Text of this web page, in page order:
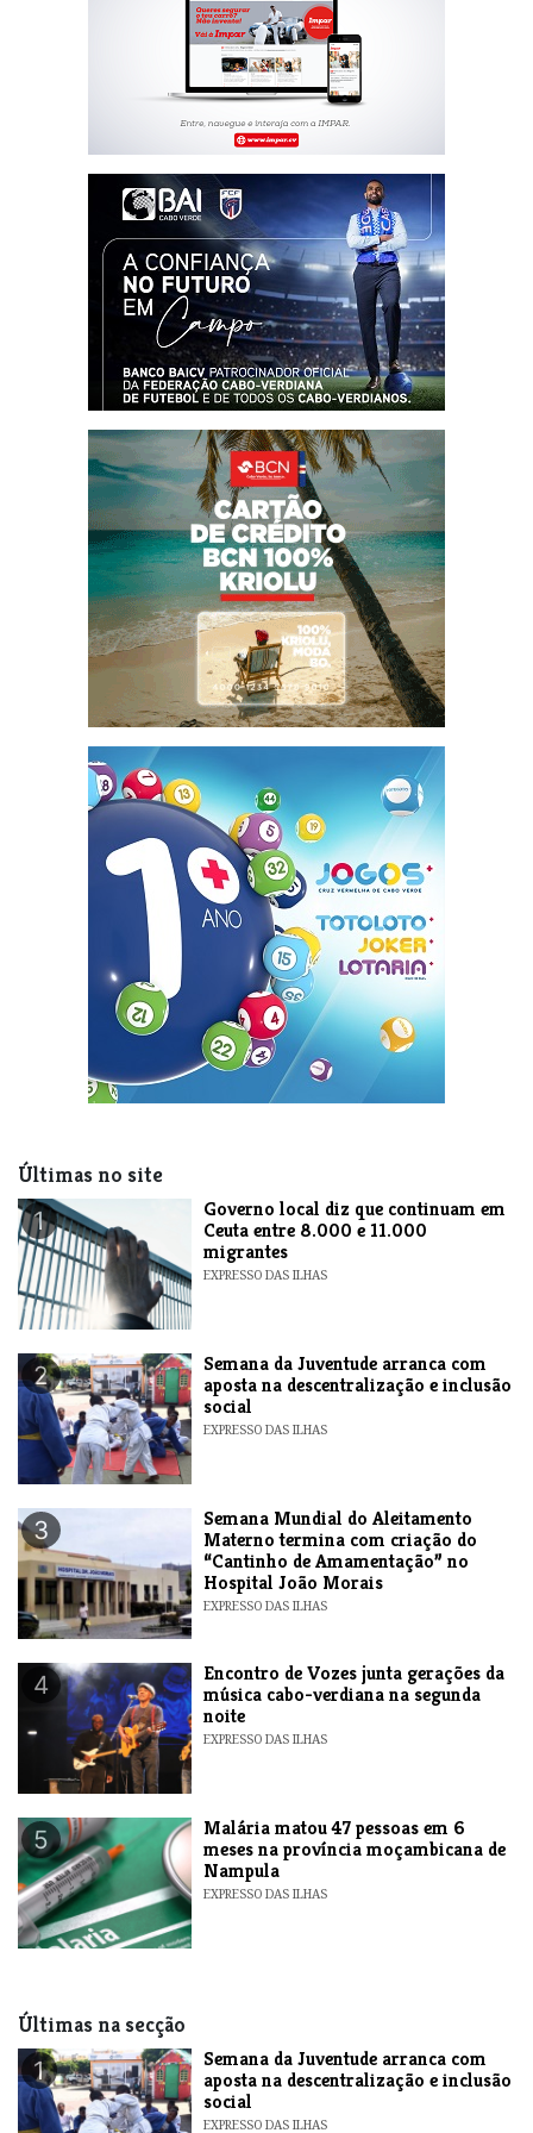
Últimas no site
1
​Governo local diz que continuam em
Ceuta entre 8.000 e 11.000
migrantes
EXPRESSO DAS ILHAS
2
Semana da Juventude arranca com
aposta na descentralização e inclusão
social
EXPRESSO DAS ILHAS
3
Semana Mundial do Aleitamento
Materno termina com criação do
“Cantinho de Amamentação” no
Hospital João Morais
EXPRESSO DAS ILHAS
4
Encontro de Vozes junta gerações da
música cabo-verdiana na segunda
noite
EXPRESSO DAS ILHAS
5
​Malária matou 47 pessoas em 6
meses na província moçambicana de
Nampula
EXPRESSO DAS ILHAS
Últimas na secção
1
Semana da Juventude arranca com
aposta na descentralização e inclusão
social
EXPRESSO DAS ILHAS